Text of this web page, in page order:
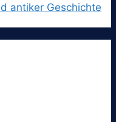
antiker Geschichte